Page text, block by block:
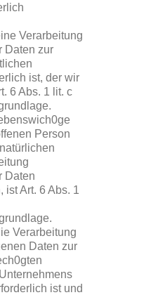
Verarbeitung
Daten zur
ist, der wir
6 Abs. 1 lit. c
Person
Daten
ist Art. 6 Abs. 1
Verarbeitung
Daten zur
ist und